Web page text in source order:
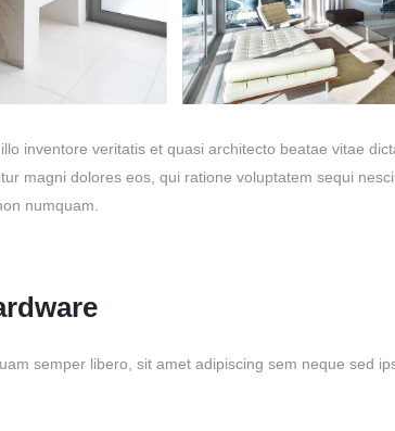
inventore veritatis et quasi architecto beatae vitae
magni dolores eos, qui ratione voluptatem sequi
numquam.
semper libero, sit amet adipiscing sem neque sed